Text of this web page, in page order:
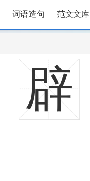
词语造句 范文文库
辟